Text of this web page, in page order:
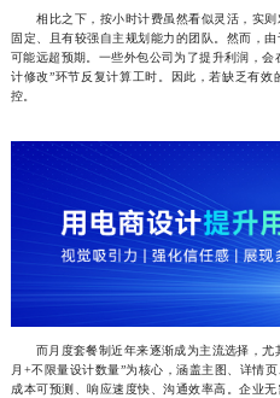
相比之下，按小时计费虽然看似灵活，实则
固定、且有较强自主规划能力的团队。然而，
可能远超预期。一些外包公司为了提升利润，
计修改”环节反复计算工时。因此，若缺乏有
控。
而月度套餐制近年来逐渐成为主流选择，尤
月+不限量设计数量”为核心，涵盖主图、详情
成本可预测、响应速度快、沟通效率高。企业